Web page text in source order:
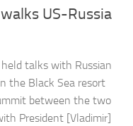
US-Russia
talks with Russian
the Black Sea resort
between the two
President [Vladimir]